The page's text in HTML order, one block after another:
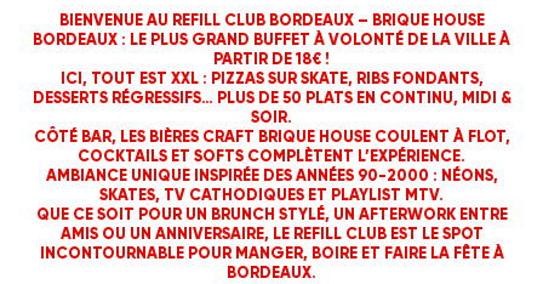
BIENVENUE AU REFILL CLUB BORDEAUX – BRIQUE HOUSE
BORDEAUX : LE PLUS GRAND BUFFET À VOLONTÉ DE LA VILLE À
PARTIR DE 18€ !
ICI, TOUT EST XXL : PIZZAS SUR SKATE, RIBS FONDANTS,
DESSERTS RÉGRESSIFS… PLUS DE 50 PLATS EN CONTINU, MIDI &
SOIR.
CÔTÉ BAR, LES BIÈRES CRAFT BRIQUE HOUSE COULENT À FLOT,
COCKTAILS ET SOFTS COMPLÈTENT L’EXPÉRIENCE.
AMBIANCE UNIQUE INSPIRÉE DES ANNÉES 90-2000 : NÉONS,
SKATES, TV CATHODIQUES ET PLAYLIST MTV.
QUE CE SOIT POUR UN BRUNCH STYLÉ, UN AFTERWORK ENTRE
AMIS OU UN ANNIVERSAIRE, LE REFILL CLUB EST LE SPOT
INCONTOURNABLE POUR MANGER, BOIRE ET FAIRE LA FÊTE À
BORDEAUX.